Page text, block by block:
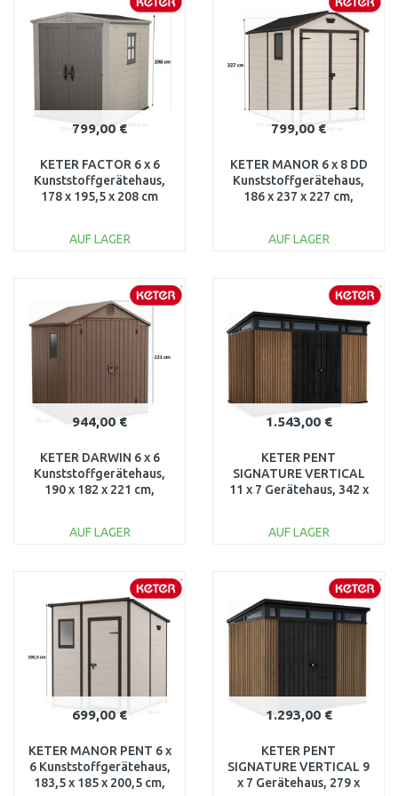
Vergleichen Vergleichen
799,00 €
KETER FACTOR 6 x 6
Kunststoffgerätehaus,
178 x 195,5 x 208 cm
AUF LAGER
WARENKORB
Vergleichen
799,00 €
KETER MANOR 6 x 8 DD
Kunststoffgerätehaus,
186 x 237 x 227 cm,
AUF LAGER
WARENKORB
Vergleichen
944,00 €
KETER DARWIN 6 x 6
Kunststoffgerätehaus,
190 x 182 x 221 cm,
AUF LAGER
WARENKORB
Vergleichen
1.543,00 €
KETER PENT
SIGNATURE VERTICAL
11 x 7 Gerätehaus, 342 x
AUF LAGER
WARENKORB
Vergleichen
699,00 €
KETER MANOR PENT 6 x
6 Kunststoffgerätehaus,
183,5 x 185 x 200,5 cm,
1.293,00 €
KETER PENT
SIGNATURE VERTICAL 9
x 7 Gerätehaus, 279 x